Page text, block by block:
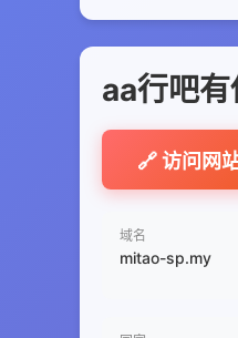
aa行吧
🔗 访问网
域名
mitao-sp.my